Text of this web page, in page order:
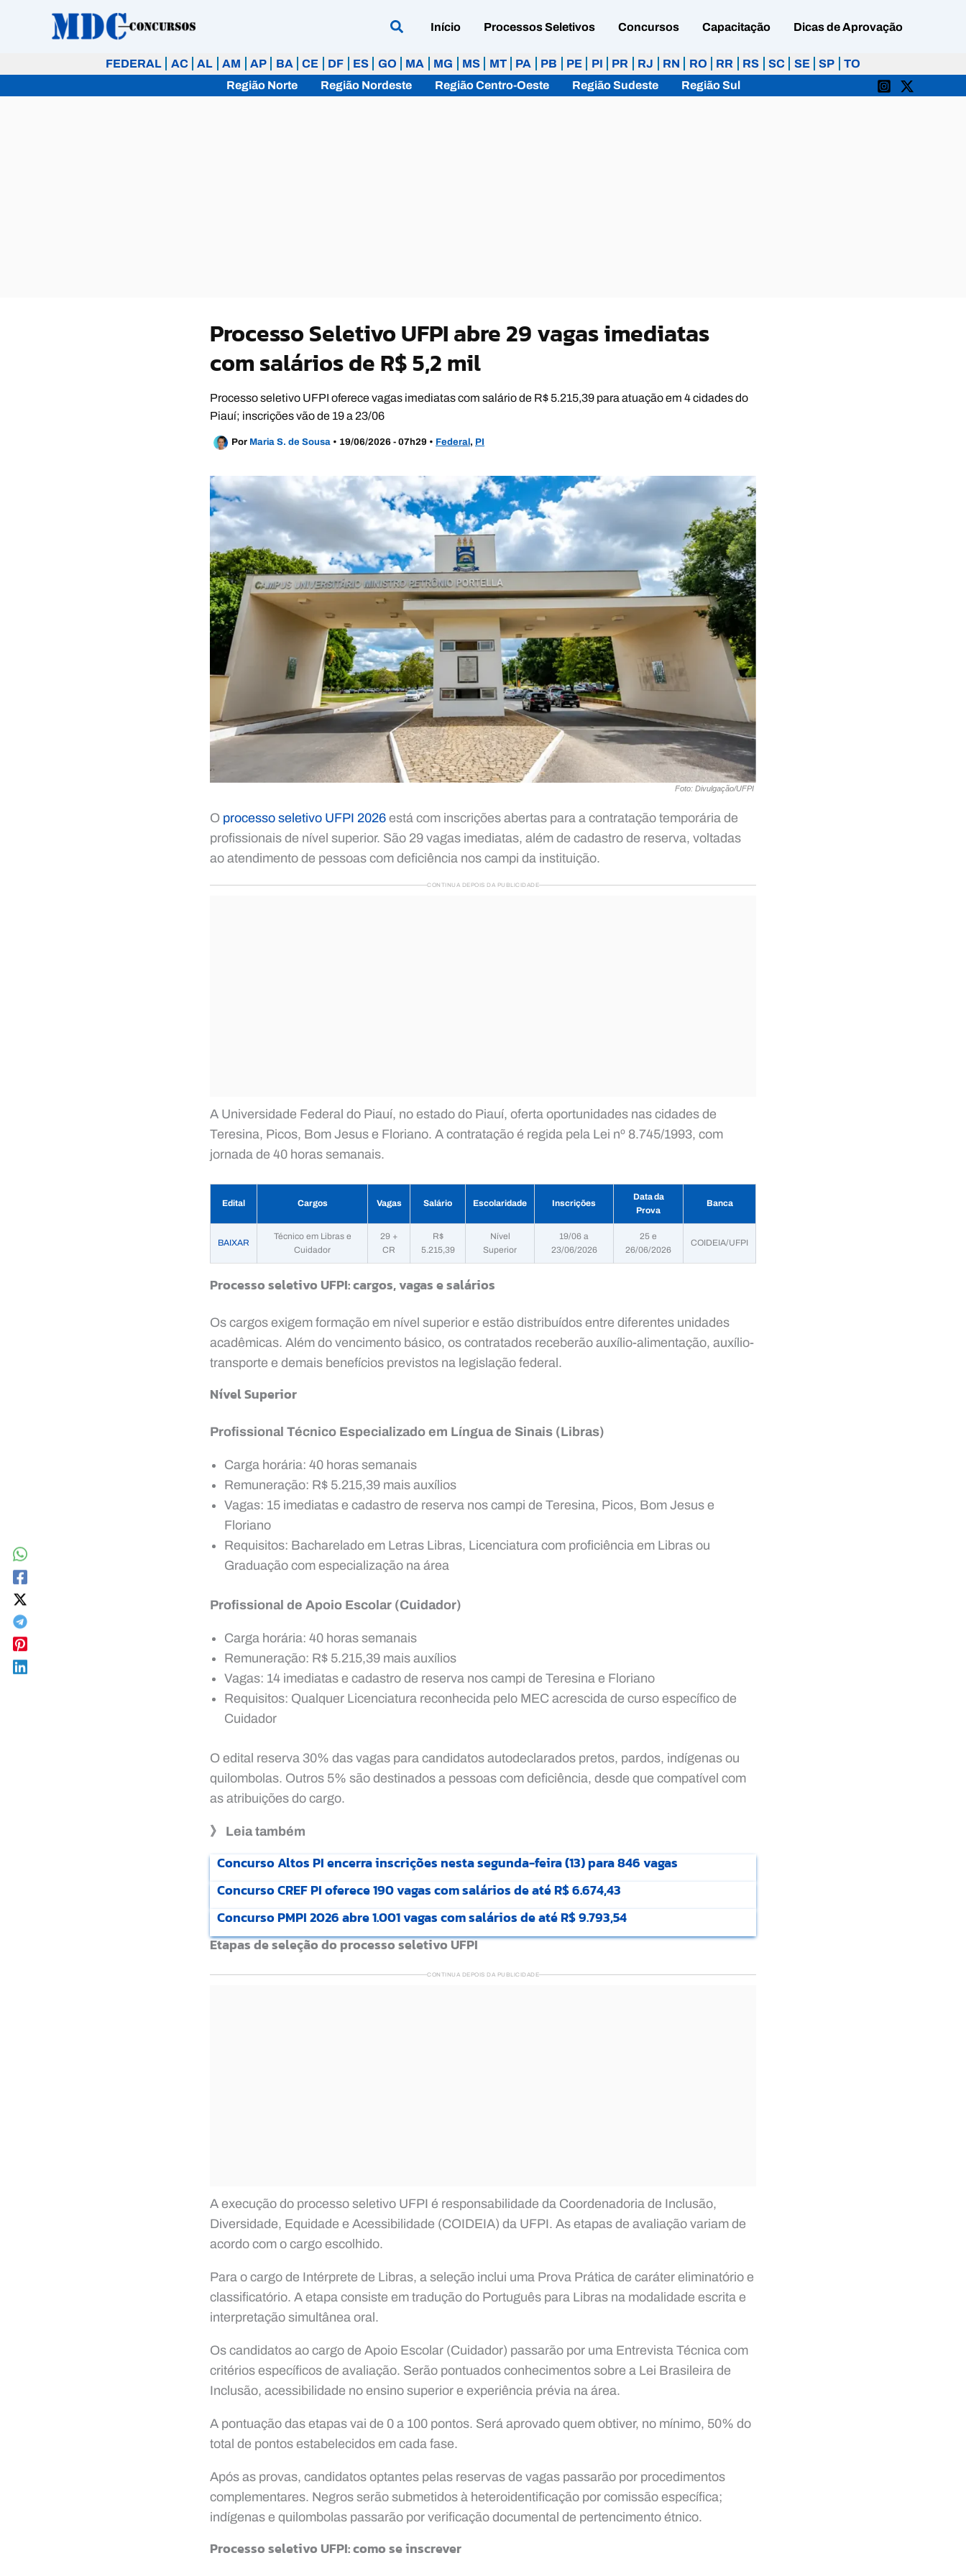
Início Processos Seletivos Concursos Capacitação Dicas de Aprovação
FEDERAL AC AL AM AP BA CE DF ES GO MA MG MS MT PA PB PE PI PR RJ RN RO RR RS SC SE SP
TO
Região Norte
Região Nordeste Região Centro-Oeste Região Sudeste Região Sul
Processo Seletivo UFPI abre 29 vagas imediatas
com salários de R$ 5,2 mil
Processo seletivo UFPI oferece vagas imediatas com salário de R$ 5.215,39 para atuação em 4 cidades do
Piauí; inscrições vão de 19 a 23/06
Por Maria S. de Sousa • 19/06/2026 - 07h29 • Federal , PI
Foto: Divulgação/UFPI
O processo seletivo UFPI 2026 está com inscrições abertas para a contratação temporária de
profissionais de nível superior. São 29 vagas imediatas, além de cadastro de reserva, voltadas
ao atendimento de pessoas com deficiência nos campi da instituição.
CONTINUA DEPOIS DA PUBLICIDADE
A Universidade Federal do Piauí, no estado do Piauí, oferta oportunidades nas cidades de
Teresina, Picos, Bom Jesus e Floriano. A contratação é regida pela Lei nº 8.745/1993, com
jornada de 40 horas semanais.
Edital Cargos Vagas Salário Escolaridade Inscrições
Data da
Prova
Banca
BAIXAR
Técnico em Libras e
Cuidador
29 +
CR
R$
5.215,39
Nível
Superior
19/06 a
23/06/2026
25 e
26/06/2026
COIDEIA/UFPI
Processo seletivo UFPI: cargos, vagas e salários
Os cargos exigem formação em nível superior e estão distribuídos entre diferentes unidades
acadêmicas. Além do vencimento básico, os contratados receberão auxílio-alimentação, auxílio-
transporte e demais benefícios previstos na legislação federal.
Nível Superior
Profissional Técnico Especializado em Língua de Sinais (Libras)
Carga horária: 40 horas semanais
Remuneração: R$ 5.215,39 mais auxílios
Vagas: 15 imediatas e cadastro de reserva nos campi de Teresina, Picos, Bom Jesus e
Floriano
Requisitos: Bacharelado em Letras Libras, Licenciatura com proficiência em Libras ou
Graduação com especialização na área
Profissional de Apoio Escolar (Cuidador)
Carga horária: 40 horas semanais
Remuneração: R$ 5.215,39 mais auxílios
Vagas: 14 imediatas e cadastro de reserva nos campi de Teresina e Floriano
Requisitos: Qualquer Licenciatura reconhecida pelo MEC acrescida de curso específico de
Cuidador
O edital reserva 30% das vagas para candidatos autodeclarados pretos, pardos, indígenas ou
quilombolas. Outros 5% são destinados a pessoas com deficiência, desde que compatível com
as atribuições do cargo.
》 Leia também
Concurso Altos PI encerra inscrições nesta segunda-feira (13) para 846 vagas
Concurso CREF PI oferece 190 vagas com salários de até R$ 6.674,43
Concurso PMPI 2026 abre 1.001 vagas com salários de até R$ 9.793,54
Etapas de seleção do processo seletivo UFPI
CONTINUA DEPOIS DA PUBLICIDADE
A execução do processo seletivo UFPI é responsabilidade da Coordenadoria de Inclusão,
Diversidade, Equidade e Acessibilidade (COIDEIA) da UFPI. As etapas de avaliação variam de
acordo com o cargo escolhido.
Para o cargo de Intérprete de Libras, a seleção inclui uma Prova Prática de caráter eliminatório e
classificatório. A etapa consiste em tradução do Português para Libras na modalidade escrita e
interpretação simultânea oral.
Os candidatos ao cargo de Apoio Escolar (Cuidador) passarão por uma Entrevista Técnica com
critérios específicos de avaliação. Serão pontuados conhecimentos sobre a Lei Brasileira de
Inclusão, acessibilidade no ensino superior e experiência prévia na área.
A pontuação das etapas vai de 0 a 100 pontos. Será aprovado quem obtiver, no mínimo, 50% do
total de pontos estabelecidos em cada fase.
Após as provas, candidatos optantes pelas reservas de vagas passarão por procedimentos
complementares. Negros serão submetidos à heteroidentificação por comissão específica;
indígenas e quilombolas passarão por verificação documental de pertencimento étnico.
Processo seletivo UFPI: como se inscrever